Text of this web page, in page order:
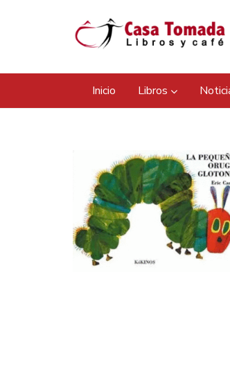
Inicio Libros